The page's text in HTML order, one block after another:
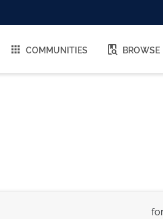
COMMUNITIES BROWSE